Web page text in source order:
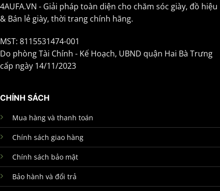
4AUFA.VN - Giải pháp toàn diện cho chăm sóc giày, đồ hiệu
& Bán lẻ giày, thời trang chính hãng.
MST: 8115531474-001
Do phòng Tài Chính - Kế Hoạch, UBND quận Hai Bà Trưng
cấp ngày 14/11/2023
CHÍNH SÁCH
Mua hàng và thanh toán
Chính sách giao hàng
Chính sách bảo mật
Bảo hành và đổi trả